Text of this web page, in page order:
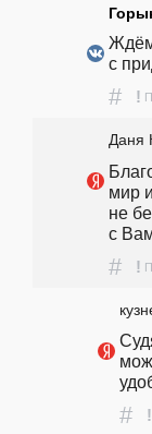
с
# !
Даня
мир
не
с
# !
# !